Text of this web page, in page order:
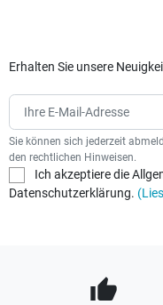
Erhalten Sie unsere
Sie können sich jederzeit
den rechtlichen Hinweisen.
Ich akzeptiere die
Datenschutzerklärung.
thumb_up